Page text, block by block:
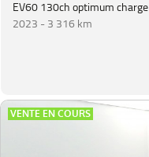
EV60 130ch optimum
2023 -3 316 km
VENTE EN COURS